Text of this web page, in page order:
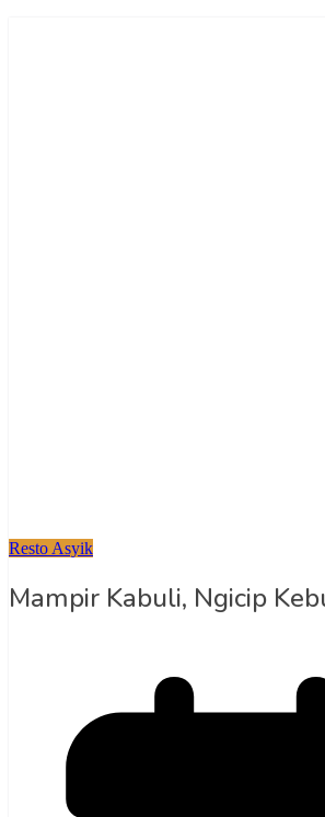
Resto Asyik
Mampir Kabuli, Ngicip